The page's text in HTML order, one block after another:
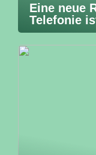
Eine neue
Telefonie